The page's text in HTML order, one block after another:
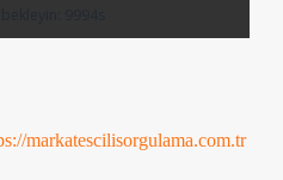
markatescilisorgulama.com.tr